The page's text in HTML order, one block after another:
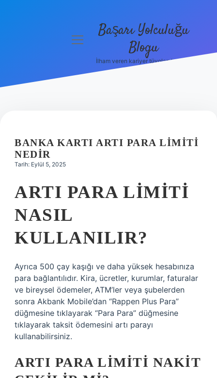
Hakkımızda
menüyüBaşarı Yolculuğu
Blogu
İlham veren kariyer tüyoları burada!
BANKA KARTI ARTI PARA LIMITI
NEDIR
Tarih: Eylül 5, 2025
ARTI PARA LIMITI
NASIL
KULLANILIR?
Ayrıca 500 çay kaşığı ve daha yüksek hesabınıza
para bağlantılıdır. Kira, ücretler, kurumlar, faturalar
ve bireysel ödemeler, ATM’ler veya şubelerden
sonra Akbank Mobile’dan “Rappen Plus Para”
düğmesine tıklayarak “Para Para” düğmesine
tıklayarak taksit ödemesini artı parayı
kullanabilirsiniz.
ARTI PARA LIMITI NAKIT